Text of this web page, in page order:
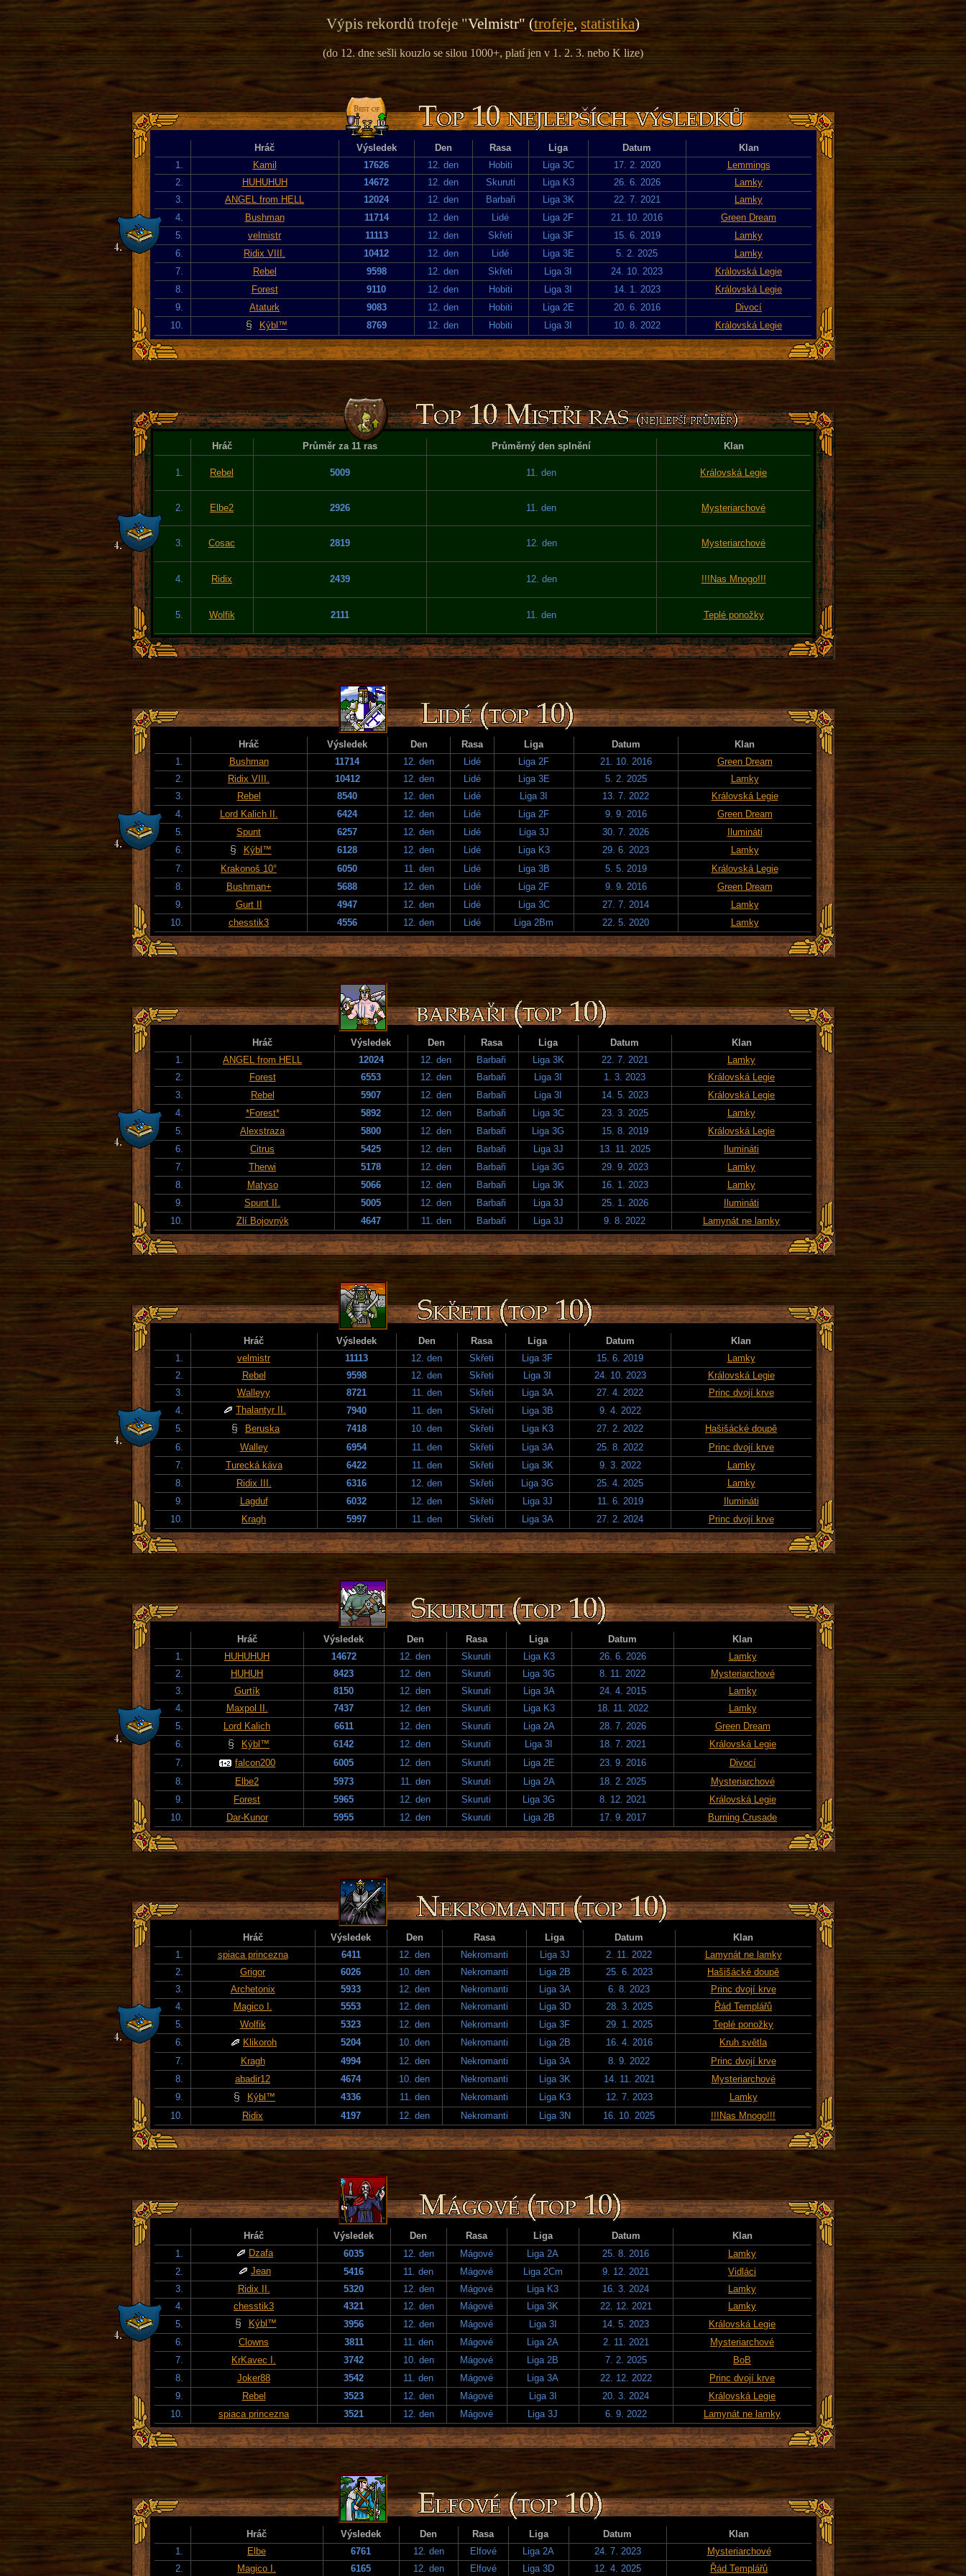
Výpis rekordů trofeje "Velmistr" (trofeje, statistika)
(do 12. dne sešli kouzlo se silou 1000+, platí jen v 1. 2. 3. nebo K lize)
Hráč Výsledek Den Rasa Liga Datum
Klan
1.
Kamil 17626 12. den Hobiti Liga 3C 17. 2. 2020
Lemmings
2.
HUHUHUH 14672 12. den Skuruti Liga K3 26. 6. 2026
Lamky
3.
ANGEL from HELL 12024 12. den Barbaři Liga 3K 22. 7. 2021
Lamky
4.
Bushman 11714 12. den Lidé Liga 2F 21. 10. 2016
Green Dream
5.
velmistr 11113 12. den Skřeti Liga 3F 15. 6. 2019
Lamky
6.
Ridix VIII. 10412 12. den Lidé Liga 3E 5. 2. 2025
Lamky
7.
Rebel 9598 12. den Skřeti Liga 3I 24. 10. 2023
Královská Legie
8.
Forest 9110 12. den Hobiti Liga 3I 14. 1. 2023
Královská Legie
9.
Ataturk 9083 12. den Hobiti Liga 2E 20. 6. 2016
Divocí
10.
Kýbl™ 8769 12. den Hobiti Liga 3I 10. 8. 2022 Královská Legie
Hráč Průměr za 11 ras Průměrný den splnění Klan
1. Rebel 5009 11. den Královská Legie
2. Elbe2 2926 11. den Mysteriarchové
3. Cosac 2819 12. den Mysteriarchové
4. Ridix 2439 12. den !!!Nas Mnogo!!!
5. Wolfik 2111 11. den Teplé ponožky
Hráč Výsledek Den Rasa Liga Datum
Klan
1.
Bushman 11714 12. den Lidé Liga 2F 21. 10. 2016
Green Dream
2.
Ridix VIII. 10412 12. den Lidé Liga 3E 5. 2. 2025
Lamky
3.
Rebel 8540 12. den Lidé Liga 3I 13. 7. 2022
Královská Legie
4.
Lord Kalich II. 6424 12. den Lidé Liga 2F 9. 9. 2016
Green Dream
5.
Spunt 6257 12. den Lidé Liga 3J 30. 7. 2026
Ilumináti
6.
Kýbl™ 6128 12. den Lidé Liga K3 29. 6. 2023
Lamky
7.
Krakonoš 10° 6050 11. den Lidé Liga 3B 5. 5. 2019
Královská Legie
8.
Bushman+ 5688 12. den Lidé Liga 2F 9. 9. 2016
Green Dream
9.
Gurt II 4947 12. den Lidé Liga 3C 27. 7. 2014
Lamky
10.
chesstik3 4556 12. den Lidé Liga 2Bm 22. 5. 2020 Lamky
Hráč Výsledek Den Rasa Liga Datum
Klan
1.
ANGEL from HELL 12024 12. den Barbaři Liga 3K 22. 7. 2021
Lamky
2.
Forest 6553 12. den Barbaři Liga 3I 1. 3. 2023
Královská Legie
3.
Rebel 5907 12. den Barbaři Liga 3I 14. 5. 2023
Královská Legie
4.
*Forest* 5892 12. den Barbaři Liga 3C 23. 3. 2025
Lamky
5.
Alexstraza 5800 12. den Barbaři Liga 3G 15. 8. 2019
Královská Legie
6.
Citrus 5425 12. den Barbaři Liga 3J 13. 11. 2025
Ilumináti
7.
Therwi 5178 12. den Barbaři Liga 3G 29. 9. 2023
Lamky
8.
Matyso 5066 12. den Barbaři Liga 3K 16. 1. 2023
Lamky
9.
Spunt II. 5005 12. den Barbaři Liga 3J 25. 1. 2026
Ilumináti
10.
Zlí Bojovnýk 4647 11. den Barbaři Liga 3J 9. 8. 2022 Lamynát ne lamky
Hráč Výsledek Den Rasa Liga Datum
Klan
1.
velmistr 11113 12. den Skřeti Liga 3F 15. 6. 2019
Lamky
2.
Rebel 9598 12. den Skřeti Liga 3I 24. 10. 2023
Královská Legie
3.
Walleyy 8721 11. den Skřeti Liga 3A 27. 4. 2022
Princ dvojí krve
4.
Thalantyr II. 7940 11. den Skřeti Liga 3B
9. 4. 2022
5.
Beruska 7418 10. den Skřeti Liga K3 27. 2. 2022
Hašišácké doupě
6.
Walley 6954 11. den Skřeti Liga 3A 25. 8. 2022
Princ dvojí krve
7.
Turecká káva 6422 11. den Skřeti Liga 3K 9. 3. 2022
Lamky
8.
Ridix III. 6316 12. den Skřeti Liga 3G 25. 4. 2025
Lamky
9.
Lagduf 6032 12. den Skřeti Liga 3J 11. 6. 2019
Ilumináti
10.
Kragh 5997 11. den Skřeti Liga 3A 27. 2. 2024 Princ dvojí krve
Hráč Výsledek Den Rasa Liga Datum
Klan
1.
HUHUHUH 14672 12. den Skuruti Liga K3 26. 6. 2026
Lamky
2.
HUHUH 8423 12. den Skuruti Liga 3G 8. 11. 2022
Mysteriarchové
3.
Gurtík 8150 12. den Skuruti Liga 3A 24. 4. 2015
Lamky
4.
Maxpol II. 7437 12. den Skuruti Liga K3 18. 11. 2022
Lamky
5.
Lord Kalich 6611 12. den Skuruti Liga 2A 28. 7. 2026
Green Dream
6.
Kýbl™ 6142 12. den Skuruti Liga 3I 18. 7. 2021
Královská Legie
7.
falcon200 6005 12. den Skuruti Liga 2E 23. 9. 2016
Divocí
8.
Elbe2 5973 11. den Skuruti Liga 2A 18. 2. 2025
Mysteriarchové
9.
Forest 5965 12. den Skuruti Liga 3G 8. 12. 2021
Královská Legie
10.
Dar-Kunor 5955 12. den Skuruti Liga 2B 17. 9. 2017 Burning Crusade
Hráč Výsledek Den Rasa Liga Datum
Klan
1.
spiaca princezna 6411 12. den Nekromanti Liga 3J 2. 11. 2022
Lamynát ne lamky
2.
Grigor 6026 10. den Nekromanti Liga 2B 25. 6. 2023
Hašišácké doupě
3.
Archetonix 5933 12. den Nekromanti Liga 3A 6. 8. 2023
Princ dvojí krve
4.
Magico I. 5553 12. den Nekromanti Liga 3D 28. 3. 2025
Řád Templářů
5.
Wolfik 5323 12. den Nekromanti Liga 3F 29. 1. 2025
Teplé ponožky
6.
Klikoroh 5204 10. den Nekromanti Liga 2B 16. 4. 2016
Kruh světla
7.
Kragh 4994 12. den Nekromanti Liga 3A 8. 9. 2022
Princ dvojí krve
8.
abadir12 4674 10. den Nekromanti Liga 3K 14. 11. 2021
Mysteriarchové
9.
Kýbl™ 4336 11. den Nekromanti Liga K3 12. 7. 2023
Lamky
10.
Ridix 4197 12. den Nekromanti Liga 3N 16. 10. 2025 !!!Nas Mnogo!!!
Hráč Výsledek Den Rasa Liga Datum
Klan
1.
Dzafa 6035 12. den Mágové Liga 2A 25. 8. 2016
Lamky
2.
Jean 5416 11. den Mágové Liga 2Cm 9. 12. 2021
Vidláci
3.
Ridix II. 5320 12. den Mágové Liga K3 16. 3. 2024
Lamky
4.
chesstik3 4321 12. den Mágové Liga 3K 22. 12. 2021
Lamky
5.
Kýbl™ 3956 12. den Mágové Liga 3I 14. 5. 2023
Královská Legie
6.
Clowns 3811 11. den Mágové Liga 2A 2. 11. 2021
Mysteriarchové
7.
KrKavec I. 3742 10. den Mágové Liga 2B 7. 2. 2025
BoB
8.
Joker88 3542 11. den Mágové Liga 3A 22. 12. 2022
Princ dvojí krve
9.
Rebel 3523 12. den Mágové Liga 3I 20. 3. 2024
Královská Legie
10.
spiaca princezna 3521 12. den Mágové Liga 3J 6. 9. 2022 Lamynát ne lamky
Hráč Výsledek Den Rasa Liga Datum
Klan
1.
Elbe 6761 12. den Elfové Liga 2A 24. 7. 2023
Mysteriarchové
2.
Magico I. 6165 12. den Elfové Liga 3D 12. 4. 2025 Řád Templářů